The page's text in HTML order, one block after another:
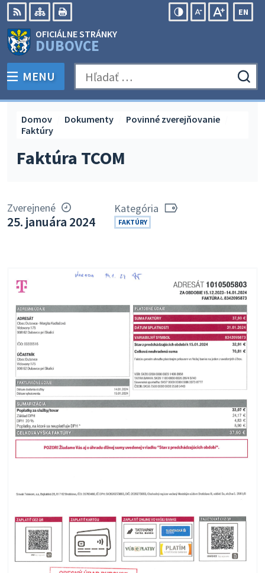
Preskočiť
na
obsah
RSS Mapa
EN
OFICIÁLNE STRÁNKY
DUBOVCE
PREPNÚŤ
MENU Hľadať:
Faktúra TCOM
Domov Dokumenty
Povinné zverejňovanie
Faktúry
Zverejnené
25. januára 2024
Kategória
FAKTÚRY